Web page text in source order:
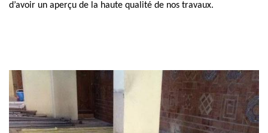
d’avoir un aperçu de la haute qualité de nos travaux.